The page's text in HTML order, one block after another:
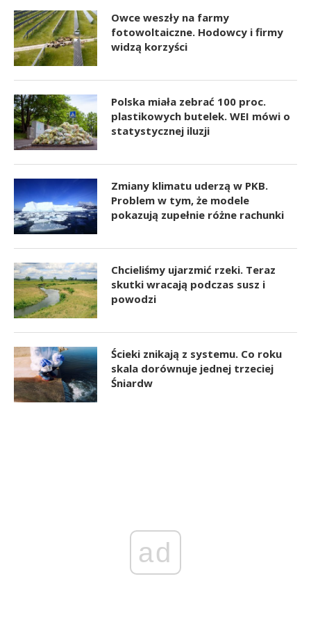
Owce weszły na farmy
fotowoltaiczne. Hodowcy i firmy
widzą korzyści
Polska miała zebrać 100 proc.
plastikowych butelek. WEI mówi o
statystycznej iluzji
Zmiany klimatu uderzą w PKB.
Problem w tym, że modele
pokazują zupełnie różne rachunki
Chcieliśmy ujarzmić rzeki. Teraz
skutki wracają podczas susz i
powodzi
Ścieki znikają z systemu. Co roku
skala dorównuje jednej trzeciej
Śniardw
ad